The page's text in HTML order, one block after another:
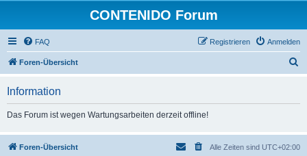
CONTENIDO Forum
FAQ Anmelden
Registrieren
Foren-Übersicht
Information
Das Forum ist wegen Wartungsarbeiten derzeit offline!
Foren-Übersicht Alle Zeiten sind UTC+02:00